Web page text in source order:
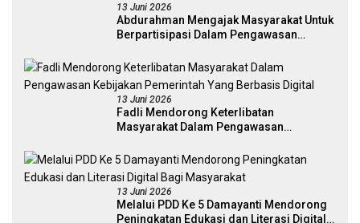
13 Juni 2026
Abdurahman Mengajak Masyarakat Untuk
Berpartisipasi Dalam Pengawasan
Platform Digital
13 Juni 2026
Fadli Mendorong Keterlibatan
Masyarakat Dalam Pengawasan
Digital
13 Juni 2026
Melalui PDD Ke 5 Damayanti Mendorong
Peningkatan Edukasi dan Literasi Digital